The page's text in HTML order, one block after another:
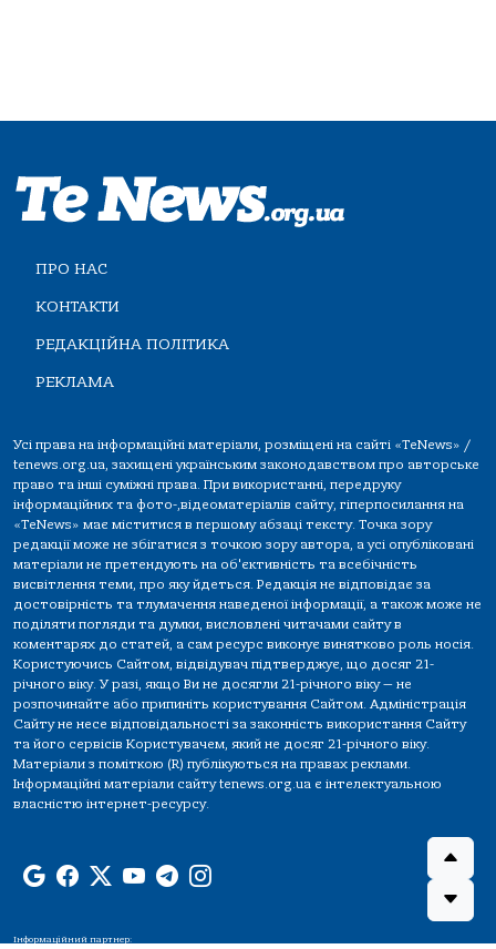
ПРО НАС
КОНТАКТИ
РЕДАКЦІЙНА ПОЛІТИКА
РЕКЛАМА
Усі права на інформаційні матеріали, розміщені на сайті «TeNews» /
tenews.org.ua, захищені українським законодавством про авторське
право та інші суміжні права. При використанні, передруку
інформаційних та фото-,відеоматеріалів сайту, гіперпосилання на
«TeNews» має міститися в першому абзаці тексту. Точка зору
редакції може не збігатися з точкою зору автора, а усі опубліковані
матеріали не претендують на об'єктивність та всебічність
висвітлення теми, про яку йдеться. Редакція не відповідає за
достовірність та тлумачення наведеної інформації, а також може не
поділяти погляди та думки, висловлені читачами сайту в
коментарях до статей, а сам ресурс виконує винятково роль носія.
Користуючись Сайтом, відвідувач підтверджує, що досяг 21-
річного віку. У разі, якщо Ви не досягли 21-річного віку — не
розпочинайте або припиніть користування Сайтом. Адміністрація
Сайту не несе відповідальності за законність використання Сайту
та його сервісів Користувачем, який не досяг 21-річного віку.
Матеріали з поміткою (R) публікуються на правах реклами.
Інформаційні матеріали сайту tenews.org.ua є інтелектуальною
власністю інтернет-ресурсу.
Інформаційний партнер: